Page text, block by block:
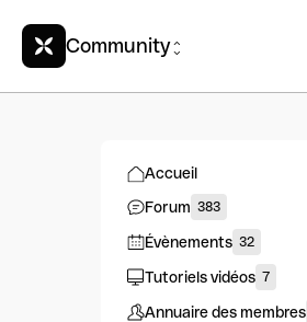
Community
Accueil
Forum 383
Évènements 32
Tutoriels vidéos 7
Annuaire des membres